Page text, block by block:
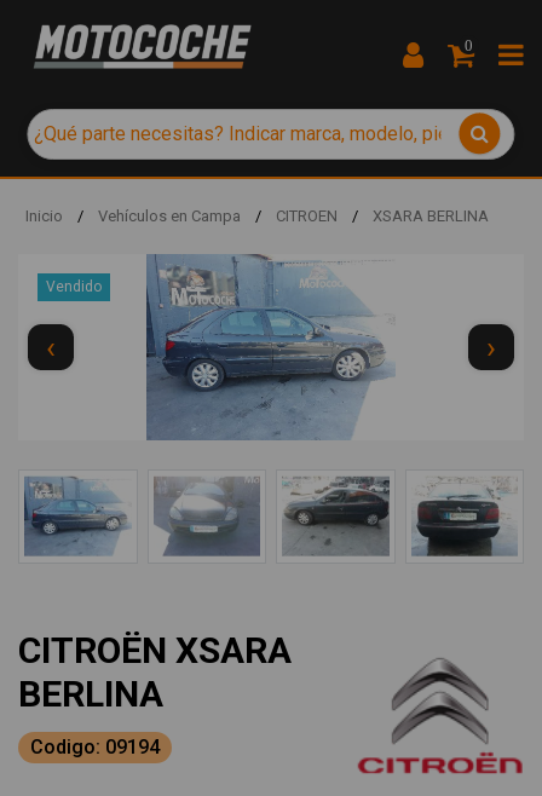
0
Inicio / Vehículos en Campa / CITROEN / XSARA BERLINA
Vendido
‹ ›
CITROËN XSARA
BERLINA
Codigo: 09194